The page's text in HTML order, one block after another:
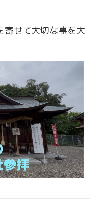
わせ
寄せて大切な事を大